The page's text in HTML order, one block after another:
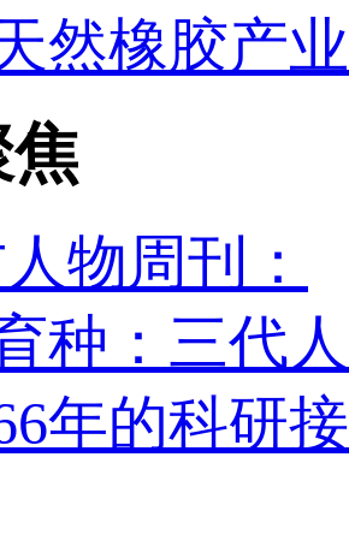
然橡胶产